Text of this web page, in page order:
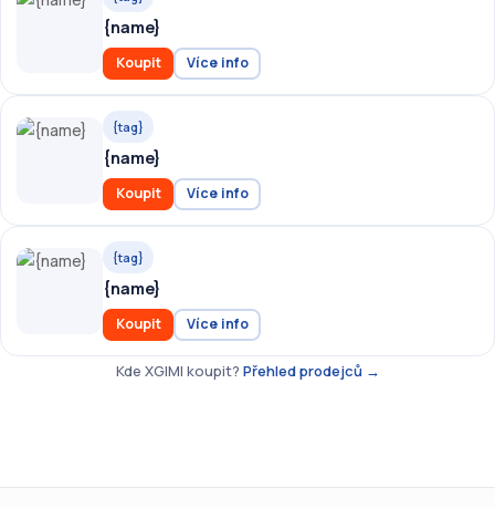
{name}
Koupit Více info
{tag}
{name}
Koupit Více info
{tag}
{name}
Koupit Více info
Kde XGIMI koupit? Přehled prodejců →